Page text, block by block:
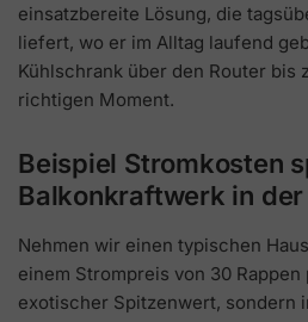
einsatzbereite Lösung, die
liefert, wo er im Alltag laufend
Kühlschrank über den Router bis
richtigen Moment.
Beispiel Stromkosten
Balkonkraftwerk in
Nehmen wir einen typischen
einem Strompreis von 30 Rappen
exotischer Spitzenwert, sondern